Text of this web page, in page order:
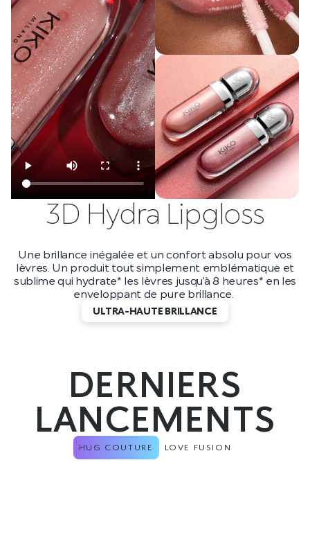
3D Hydra Lipgloss
Une brillance inégalée et un confort absolu pour vos
lèvres. Un produit tout simplement emblématique et
sublime qui hydrate* les lèvres jusqu’à 8 heures* en les
enveloppant de pure brillance.
ULTRA-HAUTE BRILLANCE
DERNIERS
LANCEMENTS
HUG COUTURE LOVE FUSION